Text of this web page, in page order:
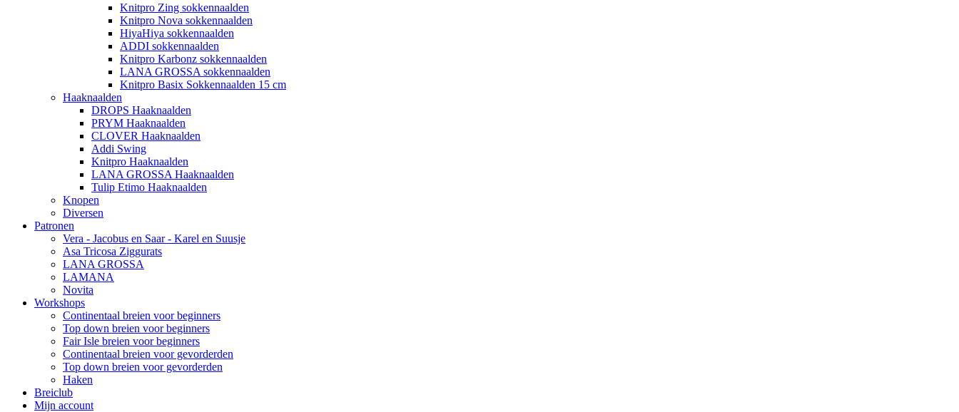
Knitpro Zing sokkennaalden
Knitpro Nova sokkennaalden
HiyaHiya sokkennaalden
ADDI sokkennaalden
Knitpro Karbonz sokkennaalden
LANA GROSSA sokkennaalden
Knitpro Basix Sokkennaalden 15 cm
Haaknaalden
DROPS Haaknaalden
PRYM Haaknaalden
CLOVER Haaknaalden
Addi Swing
Knitpro Haaknaalden
LANA GROSSA Haaknaalden
Tulip Etimo Haaknaalden
Knopen
Diversen
Patronen
Vera - Jacobus en Saar - Karel en Suusje
Asa Tricosa Ziggurats
LANA GROSSA
LAMANA
Novita
Workshops
Continentaal breien voor beginners
Top down breien voor beginners
Fair Isle breien voor beginners
Continentaal breien voor gevorderden
Top down breien voor gevorderden
Haken
Breiclub
Mijn account